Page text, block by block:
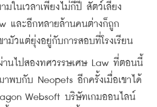
นเวลาเพียงไม่กี่ปี สัตว์เลี้ยง
และอีกหลายล้านคนต่างก็ถูก
มัวแต่ยุ่งอยู่กับการสอบที่โรงเรียน
ไปสองทศวรรษเศษ Law ที่ตอนนี้
พบกับ Neopets อีกครั้งเมื่อเขาได้
Websoft บริษัทเกมออนไลน์